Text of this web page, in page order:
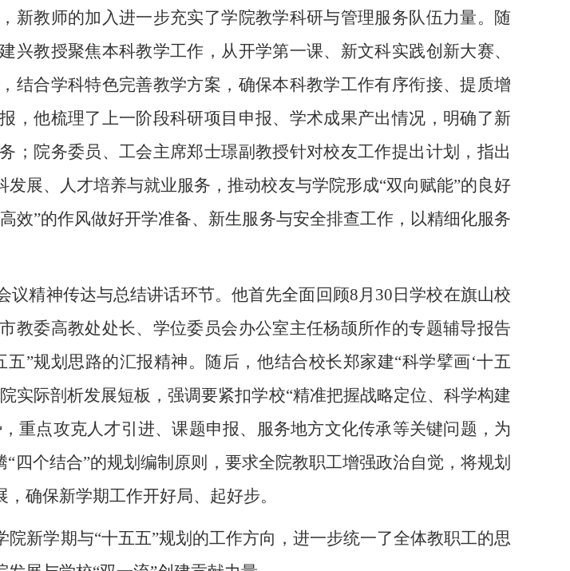
新教师的加入进一步充实了学院教学科研与管理服务队伍力量。随
兴教授聚焦本科教学工作，从开学第一课、新文科实践创新大赛、
结合学科特色完善教学方案，确保本科教学工作有序衔接、提质增
，他梳理了上一阶段科研项目申报、学术成果产出情况，明确了新
；院务委员、工会主席郑士璟副教授针对校友工作提出计划，指出
展、人才培养与就业服务，推动校友与学院形成“双向赋能”的良好
效”的作风做好开学准备、新生服务与安全排查工作，以精细化服务
议精神传达与总结讲话环节。他首先全面回顾8月30日学校在旗山校
教委高教处处长、学位委员会办公室主任杨颉所作的专题辅导报告
”规划思路的汇报精神。随后，他结合校长郑家建“科学擘画‘十五
实际剖析发展短板，强调要紧扣学校“精准把握战略定位、科学构建
重点攻克人才引进、课题申报、服务地方文化传承等关键问题，为
四个结合”的规划编制原则，要求全院教职工增强政治自觉，将规划
确保新学期工作开好局、起好步。
院新学期与“十五五”规划的工作方向，进一步统一了全体教职工的思